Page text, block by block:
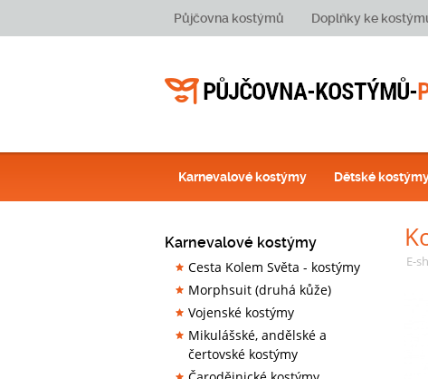
Půjčovna kostýmů Doplňky ke
Karnevalové kostýmy Dětské
Karnevalové kostýmy
Cesta Kolem Světa - kostýmy
Morphsuit (druhá kůže)
Vojenské kostýmy
Mikulášské, andělské a
čertovské kostýmy
E-